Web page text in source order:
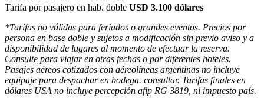
Tarifa por pasajero en hab. doble USD 3.100 dólares
*Tarifas no válidas para feriados o grandes eventos. Precios por
persona en base doble y sujetos a modificación sin previo aviso y a
disponibilidad de lugares al momento de efectuar la reserva.
Consulte para viajar en otras fechas o por diferentes hoteles.
Pasajes aéreos cotizados con aéreolineas argentinas no incluye
equipaje para despachar en bodega. consultar. Tarifas finales en
dólares USA no incluye percepción afip RG 3819, ni impuesto país.